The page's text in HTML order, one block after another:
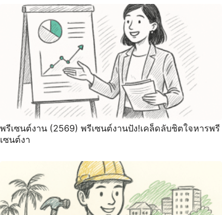
พรีเซนต์งาน (2569) พรีเซนต์งานปัง!เคล็ดลับชิตใจหารพรี
เซนต์งา